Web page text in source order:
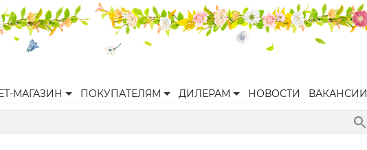
МАГАЗИН ПОКУПАТЕЛЯМ ДИЛЕРАМ НОВОСТИ ВАКАНСИИ